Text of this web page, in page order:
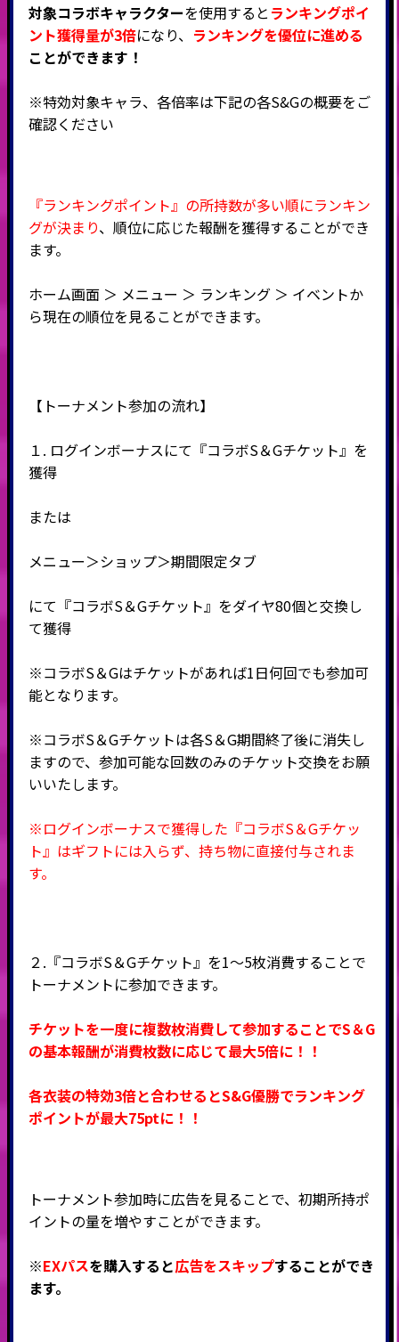
対象コラボキャラクターを使用すると ランキングポイ
ント獲得量が3倍になり、 ランキングを優位に進める
ことができます！
※特効対象キャラ、各倍率は下記の各S&Gの概要をご
確認ください
『ランキングポイント』の所持数が多い順にランキン
グが決まり、順位に応じた報酬を獲得することができ
ます。
ホーム画面 ＞ メニュー ＞ ランキング ＞ イベントか
ら現在の順位を見ることができます。
【トーナメント参加の流れ】
１. ログインボーナスにて『コラボS＆Gチケット』を
獲得
または
メニュー＞ショップ＞期間限定タブ
にて『コラボS＆Gチケット』をダイヤ80個と交換し
て獲得
※コラボS＆Gはチケットがあれば1日何回でも参加可
能となります。
※コラボS＆Gチケットは各S＆G期間終了後に消失し
ますので、参加可能な回数のみのチケット交換をお願
いいたします。
※ログインボーナスで獲得した『コラボS＆Gチケッ
ト』はギフトには入らず、持ち物に直接付与されま
す。
２.『コラボS＆Gチケット』を1～5枚消費することで
トーナメントに参加できます。
チケットを一度に複数枚消費して参加することでS＆G
の基本報酬が消費枚数に応じて最大5倍に！！
各衣装の特効3倍と合わせるとS&G優勝でランキング
ポイントが最大75ptに！！
トーナメント参加時に広告を見ることで、初期所持ポ
イントの量を増やすことができます。
※EXパスを購入すると広告をスキップすることができ
ます。